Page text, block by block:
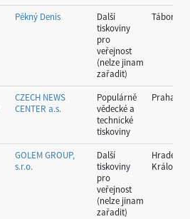
Pěkný Denis
Další
tiskoviny
pro
veřejnost
(nelze jinam
zařadit)
Tábor
CZECH NEWS
CENTER a.s.
Populárně
vědecké a
technické
tiskoviny
Praha
GOLEM GROUP,
s.r.o.
Další
tiskoviny
pro
veřejnost
(nelze jinam
zařadit)
Hradec
Králové